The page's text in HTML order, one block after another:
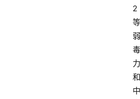
2
等
弱
毒
力
和
中